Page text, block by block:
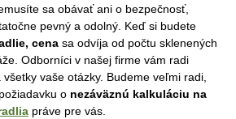
sa obávať ani o bezpečnosť,
pevný a odolný. Keď si budete
cenasa odvíja od počtu sklenených
Odborníci v našej firme vám radi
vaše otázky. Budeme veľmi radi,
o nezáväznú kalkuláciu na
práve pre vás.